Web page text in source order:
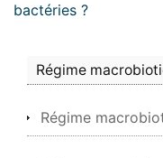
bactéries ?
Régime
Régime